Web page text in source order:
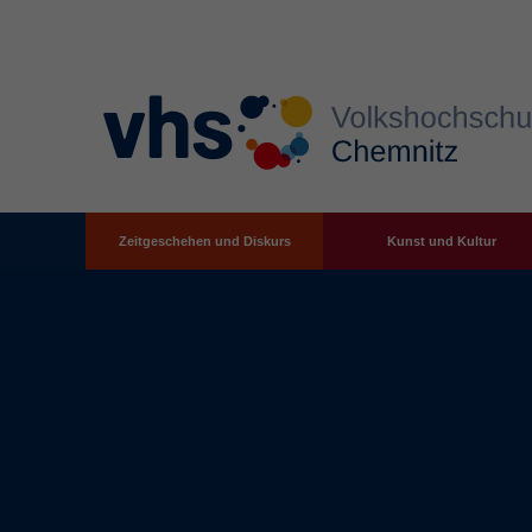
Zum Hauptinhalt springen
Zeitgeschehen und Diskurs Kunst und Kultur